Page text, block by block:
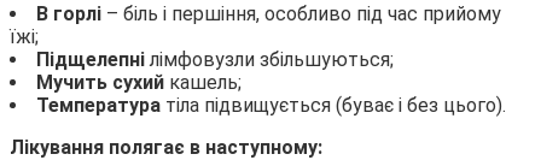
В горлі – біль і першіння, особливо під час прийому
їжі;
Підщелепнілімфовузли збільшуються;
Мучить сухий кашель;
Температура тіла підвищується (буває і без цього).
Лікування полягає в наступному: